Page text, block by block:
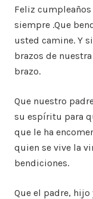
Feliz
siempre .Que
usted camine. Y
brazos de
brazo.
Que nuestro
su espíritu para
que le ha
quien se vive la
bendiciones.
Que el padre,